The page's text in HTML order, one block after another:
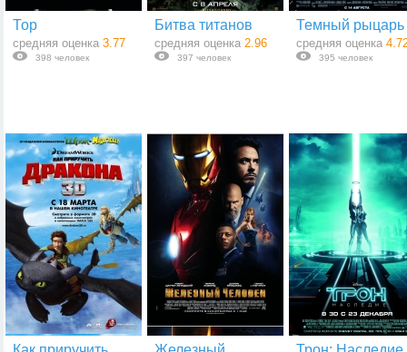
Тор
средняя оценка 3.77
398 человек
Битва титанов
средняя оценка 2.96
397 человек
Темный рыцарь
средняя оценка
395 человек